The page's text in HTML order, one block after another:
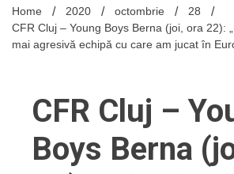
Home 2020 octombrie
28
CFR Cluj – Young Boys Berna (joi, ora 22):
mai agresivă echipă cu care am jucat în
CFR Cluj –
Boys Berna